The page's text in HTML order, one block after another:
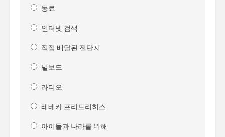
동료
인터넷 검색
직접 배달된 전단지
빌보드
라디오
레베카 프리드리히스
아이들과 나라를 위해